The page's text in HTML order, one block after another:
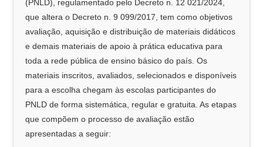
(PNLD), regulamentado pelo Decreto n. 12 021/2024,
que altera o Decreto n. 9 099/2017, tem como objetivos
avaliação, aquisição e distribuição de materiais didáticos
e demais materiais de apoio à prática educativa para
toda a rede pública de ensino básico do país. Os
materiais inscritos, avaliados, selecionados e disponíveis
para a escolha chegam às escolas participantes do
PNLD de forma sistemática, regular e gratuita. As etapas
que compõem o processo de avaliação estão
apresentadas a seguir: